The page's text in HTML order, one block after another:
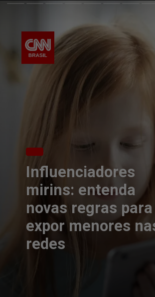
Influenciadores
mirins: entenda
novas regras para
expor menores
redes